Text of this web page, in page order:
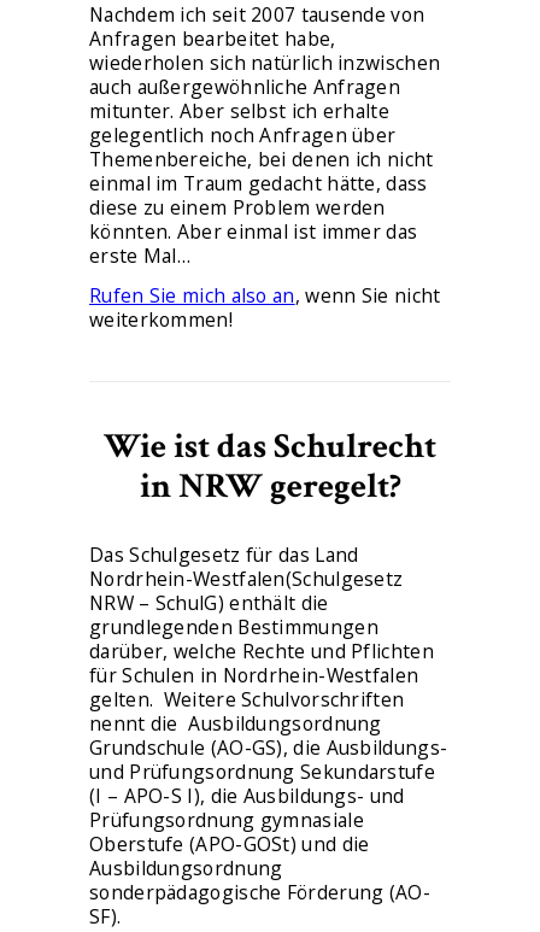
Nachdem ich seit 2007 tausende von
Anfragen bearbeitet habe,
wiederholen sich natürlich inzwischen
auch außergewöhnliche Anfragen
mitunter. Aber selbst ich erhalte
gelegentlich noch Anfragen über
Themenbereiche, bei denen ich nicht
einmal im Traum gedacht hätte, dass
diese zu einem Problem werden
könnten. Aber einmal ist immer das
erste Mal…
Rufen Sie mich also an, wenn Sie nicht
weiterkommen!
Wie ist das Schulrecht
in NRW geregelt?
Das Schulgesetz für das Land
Nordrhein-Westfalen(Schulgesetz
NRW – SchulG) enthält die
grundlegenden Bestimmungen
darüber, welche Rechte und Pflichten
für Schulen in Nordrhein-Westfalen
gelten. Weitere Schulvorschriften
nennt die Ausbildungsordnung
Grundschule (AO-GS), die Ausbildungs-
und Prüfungsordnung Sekundarstufe
(I – APO-S I), die Ausbildungs- und
Prüfungsordnung gymnasiale
Oberstufe (APO-GOSt) und die
Ausbildungsordnung
sonderpädagogische Förderung (AO-
SF).